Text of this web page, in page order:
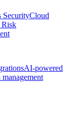
SecurityCloud
Risk
AI-powered